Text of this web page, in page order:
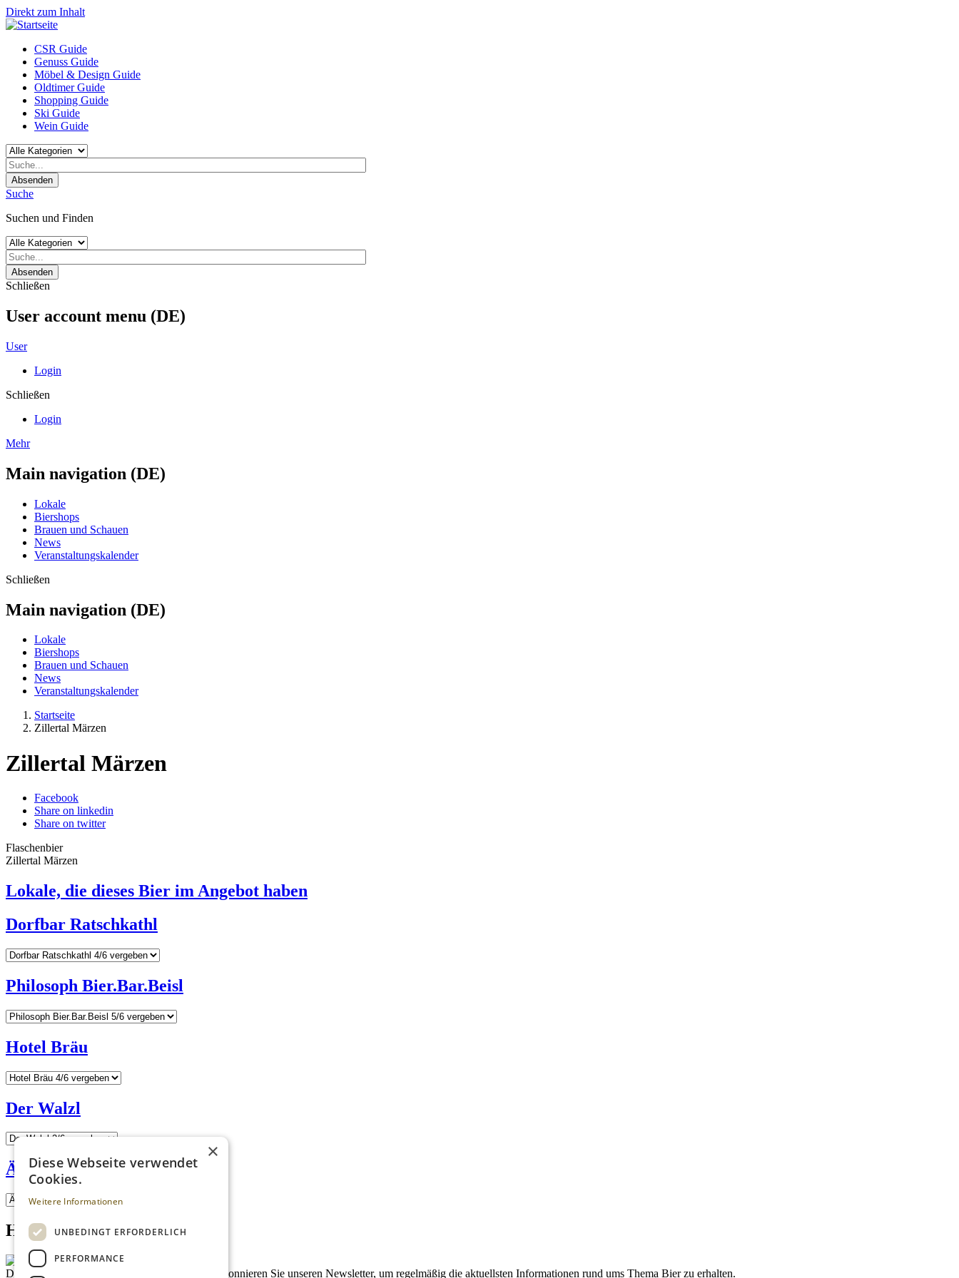
Direkt zum Inhalt
CSR Guide
Genuss Guide
Möbel & Design Guide
Oldtimer Guide
Shopping Guide
Ski Guide
Wein Guide
Absenden
Suche
Suchen und Finden
Absenden
Schließen
User account menu (DE)
User
Login
Schließen
Login
Mehr
Main navigation (DE)
Lokale
Biershops
Brauen und Schauen
News
Veranstaltungskalender
Schließen
Main navigation (DE)
Lokale
Biershops
Brauen und Schauen
News
Veranstaltungskalender
Startseite
Zillertal Märzen
Zillertal Märzen
Facebook
Share on linkedin
Share on twitter
Flaschenbier
Zillertal Märzen
Lokale, die dieses Bier im Angebot haben
Dorfbar Ratschkathl
Philosoph Bier.Bar.Beisl
Hotel Bräu
Der Walzl
Ägidihof
Homepage advert block
Description Abonnieren Sie unseren Newsletter, um regelmäßig die aktuellsten Informationen rund ums Thema Bier zu erhalten.
×
Diese Webseite verwendet
Cookies.
Weitere Informationen
UNBEDINGT ERFORDERLICH
PERFORMANCE